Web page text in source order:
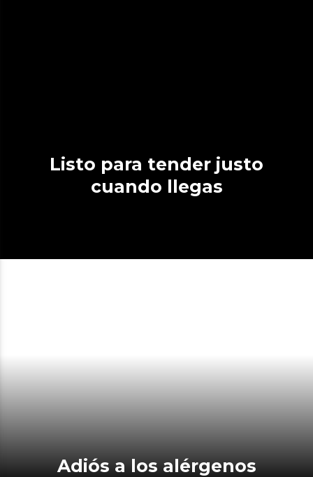
Listo para tender justo
cuando llegas
Adiós a los alérgenos